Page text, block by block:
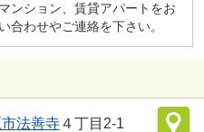
ンション、賃貸アパートをお
合わせやご連絡を下さい。
法善寺４丁目2-1